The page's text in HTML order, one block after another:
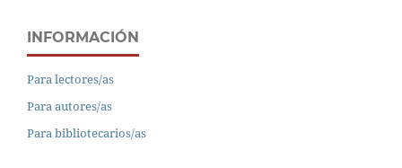
INFORMACIÓN
Para lectores/as
Para autores/as
Para bibliotecarios/as